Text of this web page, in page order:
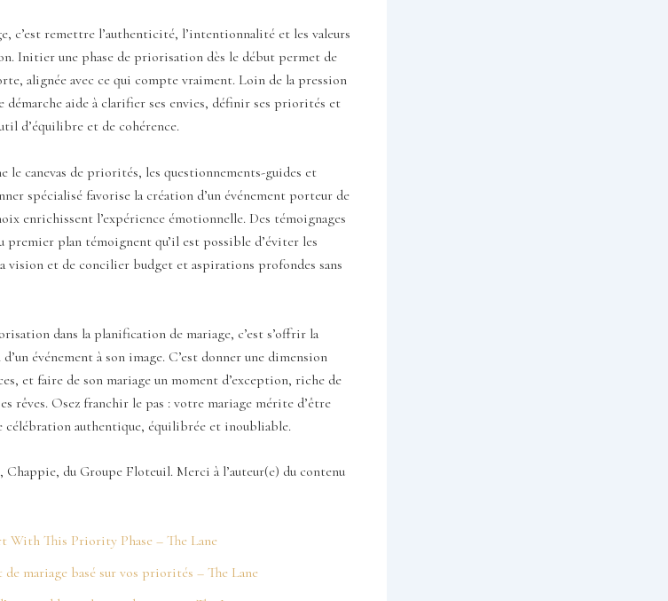
c’est remettre l’authenticité, l’intentionnalité et les valeurs
Initier une phase de priorisation dès le début permet de
alignée avec ce qui compte vraiment. Loin de la pression
démarche aide à clarifier ses envies, définir ses priorités et
d’équilibre et de cohérence.
le canevas de priorités, les questionnements-guides et
spécialisé favorise la création d’un événement porteur de
enrichissent l’expérience émotionnelle. Des témoignages
premier plan témoignent qu’il est possible d’éviter les
vision et de concilier budget et aspirations profondes sans
dans la planification de mariage, c’est s’offrir la
événement à son image. C’est donner une dimension
et faire de son mariage un moment d’exception, riche de
rêves. Osez franchir le pas : votre mariage mérite d’être
authentique, équilibrée et inoubliable.
du Groupe Floteuil. Merci à l’auteur(e) du contenu
With This Priority Phase – The Lane
mariage basé sur vos priorités – The Lane